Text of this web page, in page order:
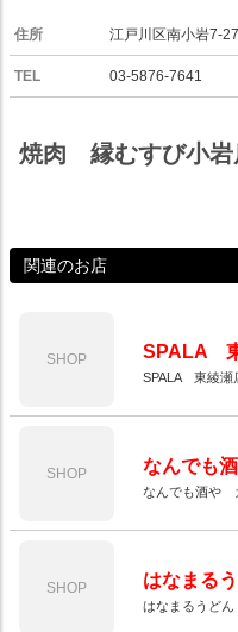
住所 江戸川区南小岩7-
TEL 03-5876-7641
焼肉 縁むすび小岩
関連のお店
SHOP SPALA
SPALA 東綾瀬
SHOP なんでも
なんでも酒や
SHOP はなまる
はなまるうどん